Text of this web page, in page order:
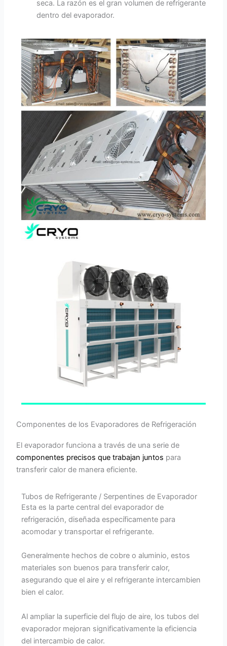
seca. La razón es el gran volumen de refrigerante
dentro del evaporador.
Componentes de los Evaporadores de Refrigeración
El evaporador funciona a través de una serie de
componentes precisos que trabajan juntos para
transferir calor de manera eficiente.
Tubos de Refrigerante / Serpentines de Evaporador
Esta es la parte central del evaporador de
refrigeración, diseñada específicamente para
acomodar y transportar el refrigerante.
Generalmente hechos de cobre o aluminio, estos
materiales son buenos para transferir calor,
asegurando que el aire y el refrigerante intercambien
bien el calor.
Al ampliar la superficie del flujo de aire, los tubos del
evaporador mejoran significativamente la eficiencia
del intercambio de calor.